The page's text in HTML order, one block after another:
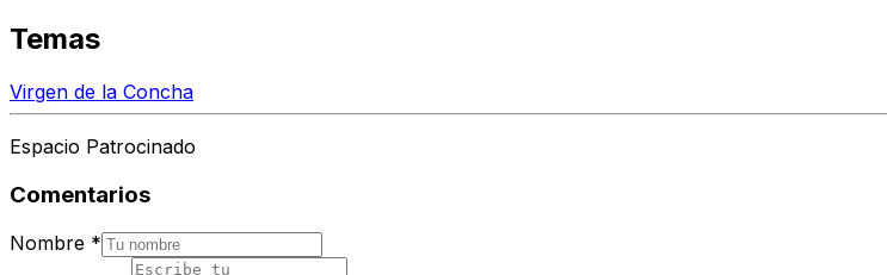
Temas
Virgen de la Concha
Espacio Patrocinado
Comentarios
Nombre *